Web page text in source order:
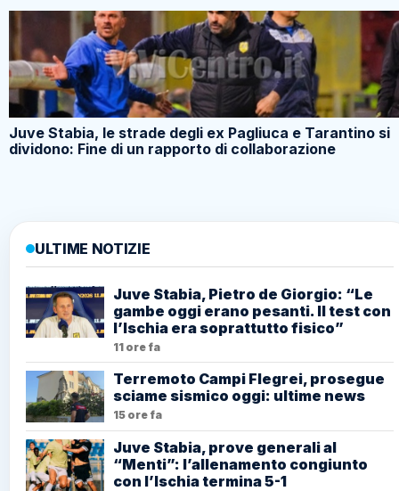
Juve Stabia, le strade degli ex Pagliuca e Tarantino si
dividono: Fine di un rapporto di collaborazione
ULTIME NOTIZIE
Juve Stabia, Pietro de Giorgio: “Le
gambe oggi erano pesanti. Il test con
l’Ischia era soprattutto fisico”
11 ore fa
Terremoto Campi Flegrei, prosegue
sciame sismico oggi: ultime news
15 ore fa
Juve Stabia, prove generali al
“Menti”: l’allenamento congiunto
con l’Ischia termina 5-1